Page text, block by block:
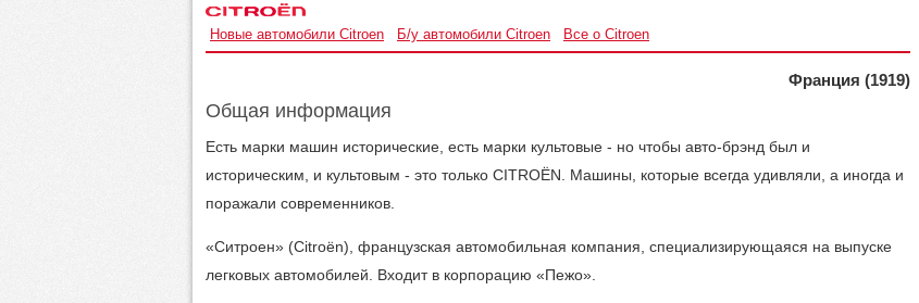
Новые автомобили Citroen Б/у автомобили Citroen Все о Citroen
Франция (1919)
Общая информация
Есть марки машин исторические, есть марки культовые - но чтобы авто-брэнд был и
историческим, и культовым - это только CITROЁN. Машины, которые всегда удивляли, а иногда и
поражали современников.
«Ситроен» (Citroën), французская автомобильная компания, специализирующаяся на выпуске
легковых автомобилей. Входит в корпорацию «Пежо».